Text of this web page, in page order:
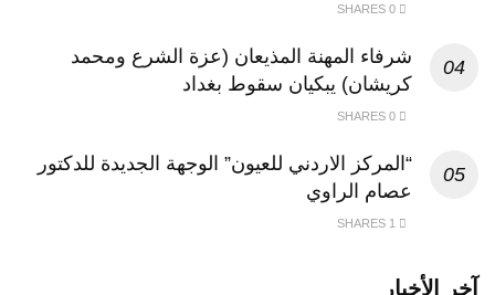
شرفاء المهنة المذيعان (عزة الشرع ومحمد
كريشان) يبكيان سقوط بغداد
“المركز الاردني للعيون” الوجهة الجديدة للدكتور
عصام الراوي
آخر الأخبار